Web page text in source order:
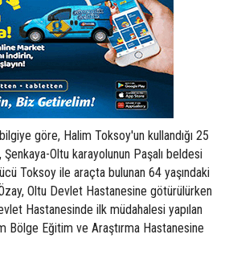
göre, Halim Toksoy'un kullandığı 25
Oltu karayolunun Paşalı beldesi
Toksoy ile araçta bulunan 64 yaşındaki
Oltu Devlet Hastanesine götürülürken
Hastanesinde ilk müdahalesi yapılan
Bölge Eğitim ve Araştırma Hastanesine